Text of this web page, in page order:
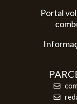
Portal